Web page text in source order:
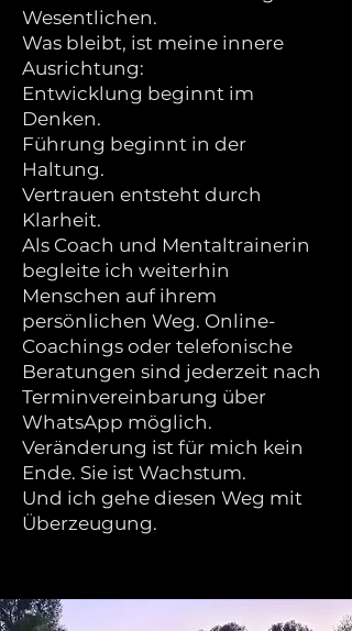
Wesentlichen.
Was bleibt, ist meine innere
Ausrichtung:
Entwicklung beginnt im
Denken.
Führung beginnt in der
Haltung.
Vertrauen entsteht durch
Klarheit.
Als Coach und Mentaltrainerin
begleite ich weiterhin
Menschen auf ihrem
persönlichen Weg. Online-
Coachings oder telefonische
Beratungen sind jederzeit nach
Terminvereinbarung über
WhatsApp möglich.
Veränderung ist für mich kein
Ende. Sie ist Wachstum.
Und ich gehe diesen Weg mit
Überzeugung.